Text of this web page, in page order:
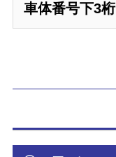
車体番号下3桁